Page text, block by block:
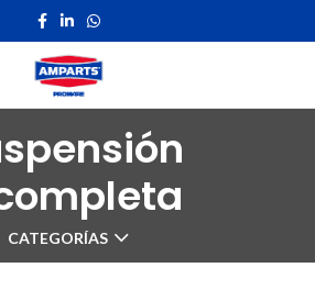
CATEGORÍAS